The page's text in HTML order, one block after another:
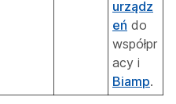
urządz
eń do
współpr
acy i
Biamp.